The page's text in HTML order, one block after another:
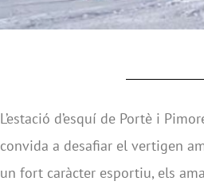
L’estació d’esquí de Portè i
convida a desafiar el vertigen
un fort caràcter esportiu, els